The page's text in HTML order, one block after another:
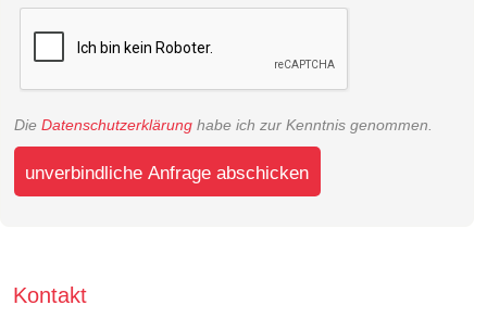
Die Datenschutzerklärung habe ich zur Kenntnis genommen.
unverbindliche Anfrage abschicken
Kontakt